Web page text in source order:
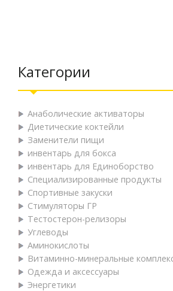
Категории
Анаболические активаторы
Диетические коктейли
Заменители пищи
инвентарь для бокса
инвентарь для Единоборство
Специализированные продукты
Спортивные закуски
Стимуляторы ГР
Тестостерон-релизоры
Углеводы
Аминокислоты
Витаминно-минеральные
Одежда и аксессуары
Энергетики